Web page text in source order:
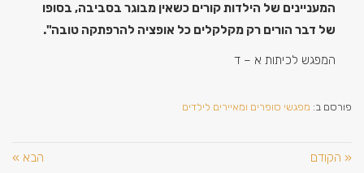
המעניינים של הילדות קורים כשאין מבוגר בסביבה, בסופו
של דבר הורים רק מקלקלים כל אופציה להרפתקה טובה".
המפגש לכיתות א – ד
פורסם ב: מפגשי סופרים ומאיירים לילדים
« הקודם הבא »